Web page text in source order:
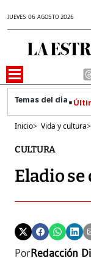
JUEVES 06 AGOSTO 2026
Inicio> Vida y cultura>
CULTURA
Eladio se
PorRedacción